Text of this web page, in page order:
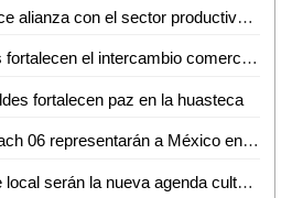
Gobierno estatal fortalece alianza con el sector productivo para impulsar crecimiento económico
Nuevas rutas de Volaris fortalecen el intercambio comercial y turístico de San Luis Potosí
fortalecen paz en la huasteca
¡Orgullo huasteco! Cobach 06 representarán a México en Brasil
Huapango, danza y arte local serán la nueva agenda cultural en Ciudad Valles